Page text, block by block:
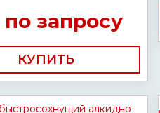
запросу
КУПИТЬ